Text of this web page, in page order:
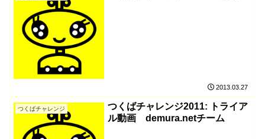
2013.03.27
つくばチャレンジ
つくばチャレンジ2011: トライア
ル動画 demura.netチーム